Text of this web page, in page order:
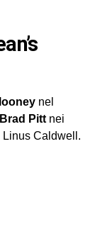
nel
Brad Pittnei
Linus Caldwell.